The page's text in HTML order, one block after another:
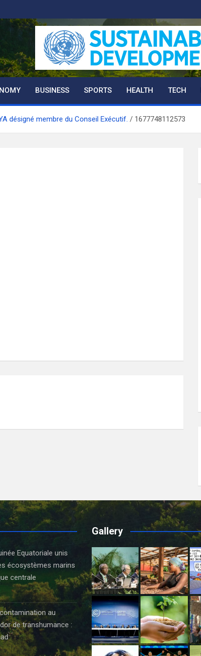
BUSINESS SPORTS HEALTH TECH
désigné membre du Conseil Exécutif. 1677748112573
Equatoriale unis
écosystèmes marins
centrale
au
de transhumance :
Gallery